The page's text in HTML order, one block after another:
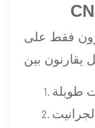
فقط على
طويلة